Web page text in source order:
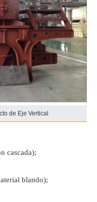
de Eje Vertical
cascada);
blando);